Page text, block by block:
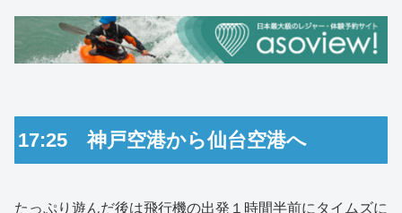
17:25 神戸空港から仙台空港へ
たっぷり遊んだ後は飛行機の出発１時間半前にタイムズに